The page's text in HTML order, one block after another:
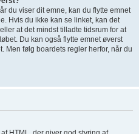
du viser dit emne, kan du flytte emnet
Hvis du ikke kan se linket, kan det
at det mindst tilladte tidsrum for at
Du kan også flytte emnet øverst
Men følg boardets regler herfor, når du